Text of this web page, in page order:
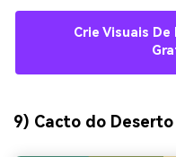
Crie Visuais
9) Cacto do Deserto